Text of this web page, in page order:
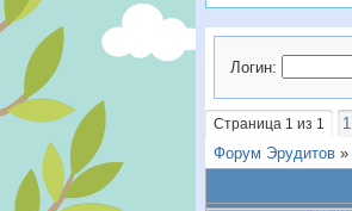
Логин:
Страница 1 из 1
1
Форум Эрудитов »